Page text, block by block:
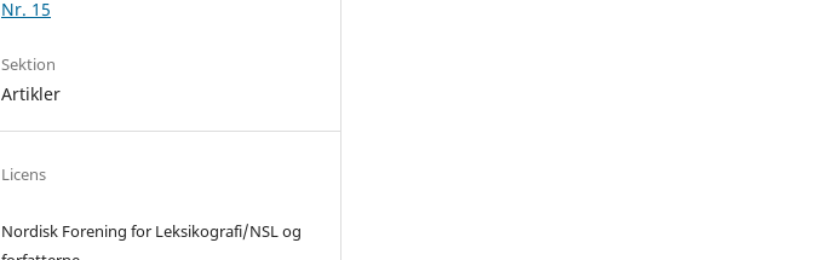
Nr. 15
Sektion
Artikler
Licens
Nordisk Forening for Leksikografi/NSL og